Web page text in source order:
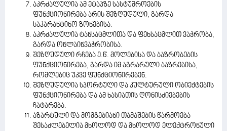
აკრძალულია ამ ეტაპზე სასტუმროების
ფუნქციონირება არის შეზღუდული, გარდა
საკარანტინო ზონებისა.
აკრძალულია ტანსაცმლითა და ფეხსაცმლით ვაჭრობა,
გარდა ონლაინვაჭრობისა.
შეზღუდული რჩება ე.წ. მოლებისა და ბაზრობების
ფუნქციონირება, გარდა იმ აგრარული ბაზრებისა,
რომლებიც უკვე ფუნქციონირებენ.
შეზღუდულია სპორტული და კულტურული ობიექტების
ფუნქციონირება და ამ ხასიათის ღონისძიებების
ჩატარება.
აზარტული და მომგებიანი თამაშების წარმოება
შესაძლებელია მხოლოდ და მხოლოდ ელექტრონული